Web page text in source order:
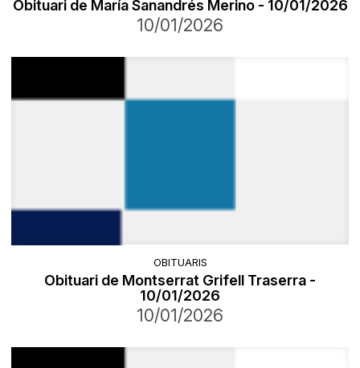
Obituari de María Sanandrés Merino - 10/01/2026
10/01/2026
OBITUARIS
Obituari de Montserrat Grifell Traserra -
10/01/2026
10/01/2026